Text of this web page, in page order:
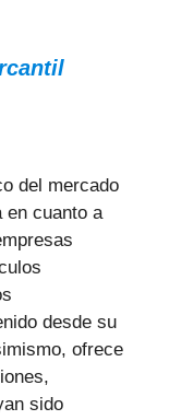
del mercado
en cuanto a
desde su
ofrece
sido